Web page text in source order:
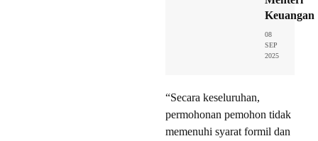
Keuangan
08
SEP
2025
“Secara keseluruhan,
permohonan pemohon tidak
memenuhi syarat formil dan